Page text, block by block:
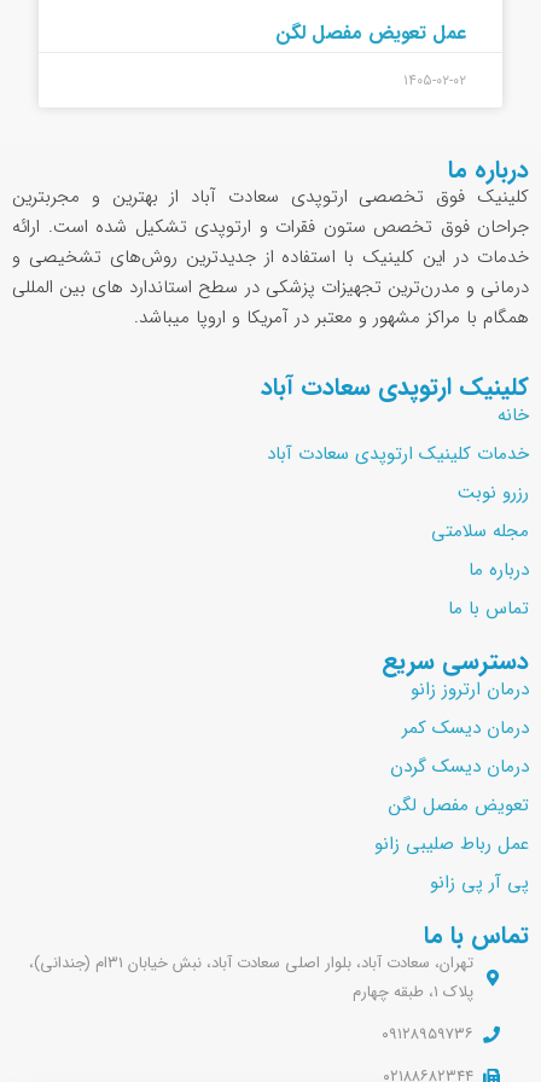
عمل تعویض مفصل لگن
۱۴۰۵-۰۲-۰۲
درباره ما
کلینیک فوق تخصصی ارتوپدی سعادت آباد از بهترین و مجربترین
جراحان فوق تخصص ستون فقرات و ارتوپدی تشکیل شده است. ارائه
خدمات در این کلینیک با استفاده از جدیدترین روش‌های تشخیصی و
درمانی و مدرن‌ترین تجهیزات پزشکی در سطح استاندارد های بین المللی
همگام با مراکز مشهور و معتبر در آمریکا و اروپا میباشد.
کلینیک ارتوپدی سعادت آباد
خانه
خدمات کلینیک ارتوپدی سعادت آباد
رزرو نوبت
مجله سلامتی
درباره ما
تماس با ما
دسترسی سریع
درمان ارتروز زانو
درمان دیسک کمر
درمان دیسک گردن
تعویض مفصل لگن
عمل رباط صلیبی زانو
پی آر پی زانو
تماس با ما
تهران، سعادت آباد، بلوار اصلی سعادت آباد، نبش خیابان ۳۱ام (جندانی)،
پلاک ۱، طبقه چهارم
۰۹۱۲۸۹۵۹۷۳۶
۰۲۱۸۸۶۸۲۳۴۴